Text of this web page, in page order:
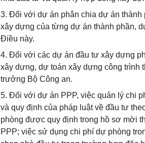
3. Đối với dự án phân chia dự án thành
xây dựng của từng dự án thành phần,
Điều này.
4. Đối với các dự án đầu tư xây dựng
xây dựng, dự toán xây dựng công trình
trưởng Bộ Công an.
5. Đối với dự án PPP, việc quản lý chi
và quy định của pháp luật về đầu tư
phòng được quy định trong hồ sơ mời
PPP; việc sử dụng chi phí dự phòng